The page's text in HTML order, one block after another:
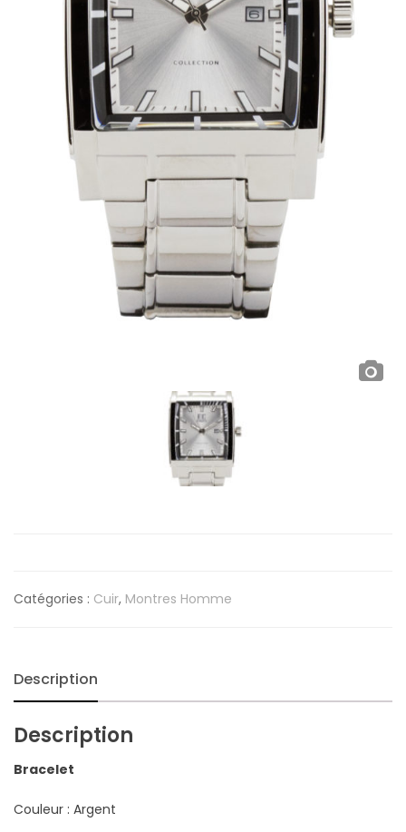
Catégories : Cuir, Montres Homme
Description
Description
Bracelet
Couleur : Argent